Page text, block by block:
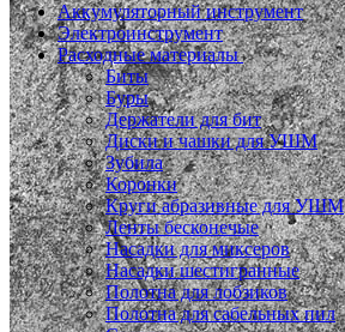
Аккумуляторный инструмент
Электроинструмент
Расходные материалы
Биты
Буры
Держатели для бит
Диски и чашки для УШМ
Зубила
Коронки
Круги абразивные для УШМ
Ленты бесконечые
Насадки для миксеров
Насадки шестигранные
Полотна для лобзиков
Полотна для сабельных пил